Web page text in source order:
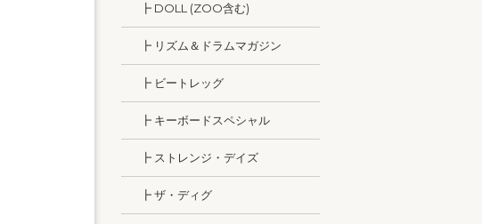
┣ DOLL (ZOO含む)
┣ リズム＆ドラムマガジン
┣ ビートレッグ
┣ キーボードスペシャル
┣ ストレンジ・デイズ
┣ ザ・ディグ